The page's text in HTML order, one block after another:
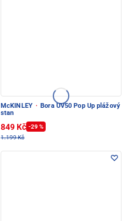
McKINLEY · Bora UV50 Pop Up plážový
stan
849 Kč -29 %
1.199 Kč